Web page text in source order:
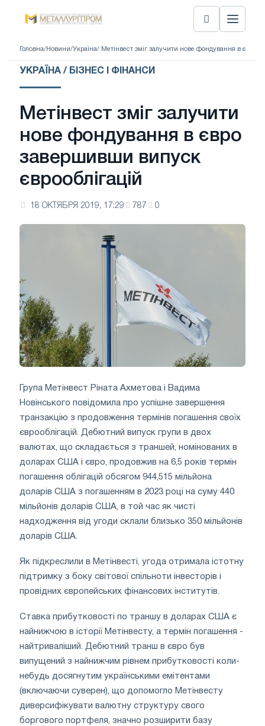
Головна/ Новини/Україна/ Метінвест зміг залучити нове фондування в євро
УКРАЇНА / БІЗНЕС І ФІНАНСИ
Метінвест зміг залучити
нове фондування в євро
завершивши випуск
єврооблігацій
18 ОКТЯБРЯ 2019, 17:29 787 0
Група Метінвест Ріната Ахметова і Вадима
Новінського повідомила про успішне завершення
транзакцію з продовження термінів погашення своїх
єврооблігацій. Дебютний випуск групи в двох
валютах, що складається з траншей, номінованих в
доларах США і євро, продовжив на 6,5 років термін
погашення облігацій обсягом 944,515 мільйона
доларів США з погашенням в 2023 році на суму 440
мільйонів доларів США, в той час як чисті
надходження від угоди склали близько 350 мільйонів
доларів США.
Як підкреслили в Метінвесті, угода отримала істотну
підтримку з боку світової спільноти інвесторів і
провідних європейських фінансових інститутів.
Ставка прибутковості по траншу в доларах США є
найнижчою в історії Метінвесту, а термін погашення -
найтриваліший. Дебютний транш в євро був
випущений з найнижчим рівнем прибутковості коли-
небудь досягнутим українськими емітентами
(включаючи суверен), що допомогло Метінвесту
диверсифікувати валютну структуру свого
боргового портфеля, значно розширити базу